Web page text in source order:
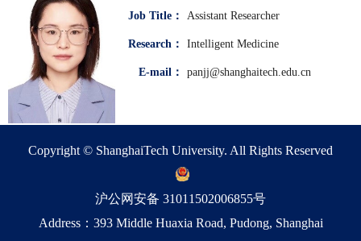
Job Title： Assistant Researcher
Research： Intelligent Medicine
E-mail： panjj@shanghaitech.edu.cn
Copyright © ShanghaiTech University. All Rights Reserved
沪公网安备 31011502006855号
Address：393 Middle Huaxia Road, Pudong, Shanghai